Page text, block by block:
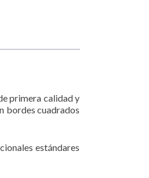
primera calidad y
bordes cuadrados
estándares